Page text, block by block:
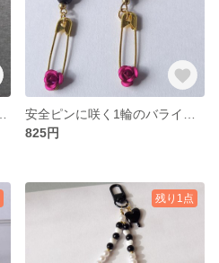
825円
残り1点